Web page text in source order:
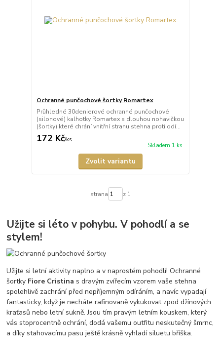
Ochranné punčochové šortky Romartex
Průhledné 30denierové ochranné punčochové
(silonové) kalhotky Romartex s dlouhou nohavičkou
(šortky) které chrání vnitřní stranu stehna proti odí...
172 Kč/ks
Skladem 1 ks
Zvolit variantu
strana z 1
Užijte si léto v pohybu. V pohodlí a se
stylem!
Užijte si letní aktivity naplno a v naprostém pohodlí! Ochranné
šortky Fiore Cristina s dravým zvířecím vzorem vaše stehna
spolehlivě zachrání před nepříjemným odíráním, a navíc vypadají
fantasticky, když je necháte rafinovaně vykukovat zpod džínových
kraťasů nebo letní sukně. Jsou tím pravým letním kouskem, který
vás stoprocentně ochrání, dodá vašemu outfitu neskutečný šmrnc,
a díky stahovacímu pasu ještě krásně vyhladí siluetu bříška.